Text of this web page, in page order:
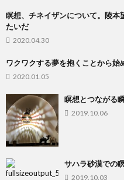
瞑想、チネイザンについて。陵本
たいだ
2020.04.30
ワクワクする夢を抱くことから始
2020.01.05
瞑想とつながる瞬
2019.10.06
サハラ砂漠での
2019.10.03